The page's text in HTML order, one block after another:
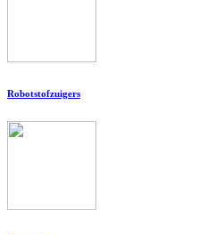
Robotstofzuigers